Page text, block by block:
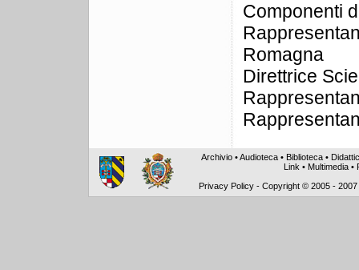
Componenti
Romagna
Direttrice
Archivio •Audioteca • Biblioteca •
Link • Multimedia •
Privacy Policy -Copyright © 2005 -